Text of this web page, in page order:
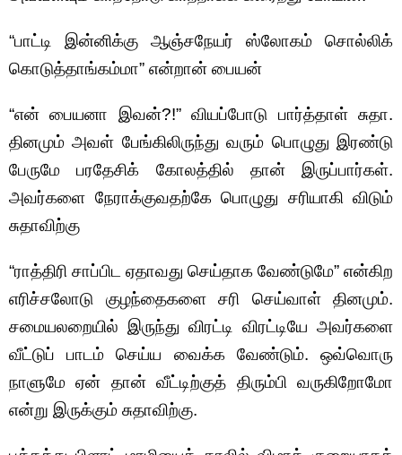
“பாட்டி இன்னிக்கு ஆஞ்சநேயர் ஸ்லோகம் சொல்லிக்
கொடுத்தாங்கம்மா” என்றான் பையன்
“என் பையனா இவன்?!” வியப்போடு பார்த்தாள் சுதா.
தினமும் அவள் பேங்கிலிருந்து வரும் பொழுது இரண்டு
பேருமே பரதேசிக் கோலத்தில் தான் இருப்பார்கள்.
அவர்களை நேராக்குவதற்கே பொழுது சரியாகி விடும்
சுதாவிற்கு
“ராத்திரி சாப்பிட ஏதாவது செய்தாக வேண்டுமே” என்கிற
எரிச்சலோடு குழந்தைகளை சரி செய்வாள் தினமும்.
சமையலறையில் இருந்து விரட்டி விரட்டியே அவர்களை
வீட்டுப் பாடம் செய்ய வைக்க வேண்டும். ஒவ்வொரு
நாளுமே ஏன் தான் வீட்டிற்குத் திரும்பி வருகிறோமோ
என்று இருக்கும் சுதாவிற்கு.